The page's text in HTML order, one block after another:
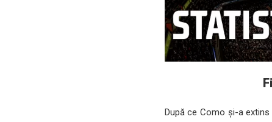
După ce Como și-a